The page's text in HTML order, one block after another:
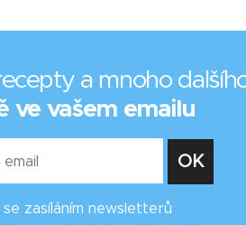
a mnoho
ve vašem emailu
se zasíláním newsletterů